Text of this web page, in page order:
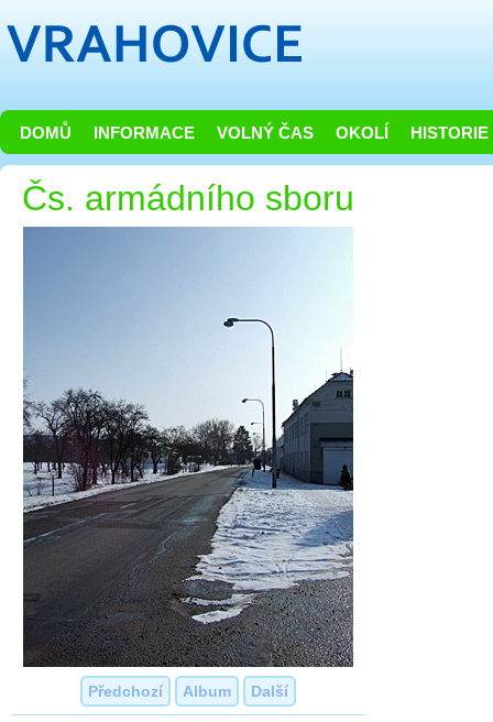
DOMŮ INFORMACE VOLNÝ ČAS OKOLÍ HISTORIE
Čs. armádního sboru
Předchozí Album Další